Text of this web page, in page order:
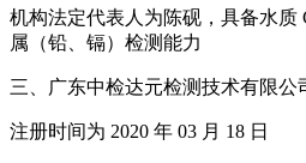
机构法定代表人为陈砚，具备水质
属（铅、镉）检测能力
三、广东中检达元检测技术有限公
注册时间为 2020 年 03 月 18 日